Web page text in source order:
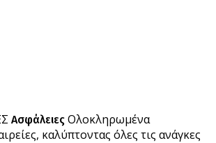
Ασφάλειες Ολοκληρωμένα
καλύπτοντας όλες τις ανάγκες